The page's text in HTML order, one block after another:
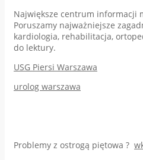
Największe centrum informacji
Poruszamy najważniejsze
kardiologia, rehabilitacja,
do lektury.
USG Piersi Warszawa
urolog warszawa
Problemy z ostrogą piętowa ?